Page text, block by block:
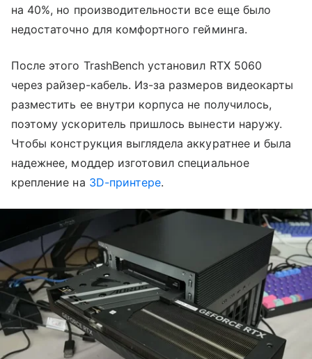
на 40%, но производительности все еще было
недостаточно для комфортного гейминга.
После этого TrashBench установил RTX 5060
через райзер-кабель. Из-за размеров видеокарты
разместить ее внутри корпуса не получилось,
поэтому ускоритель пришлось вынести наружу.
Чтобы конструкция выглядела аккуратнее и была
надежнее, моддер изготовил специальное
крепление на 3D-принтере.